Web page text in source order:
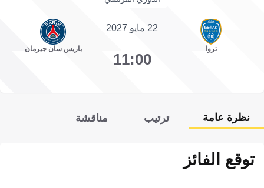
تروا
22 مايو 2027
11:00
باريس سان جيرمان
نظرة عامة ترتيب مناقشة
توقع الفائز